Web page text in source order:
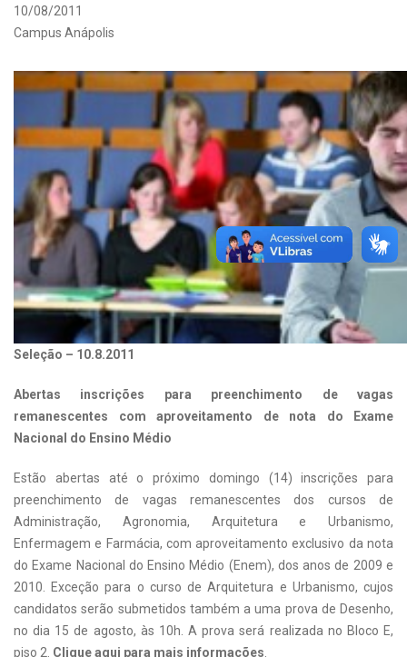
10/08/2011
Campus Anápolis
Seleção – 10.8.2011
Abertas inscrições para preenchimento de vagas
remanescentes com aproveitamento de nota do Exame
Nacional do Ensino Médio
Estão abertas até o próximo domingo (14) inscrições para
preenchimento de vagas remanescentes dos cursos de
Administração, Agronomia, Arquitetura e Urbanismo,
Enfermagem e Farmácia, com aproveitamento exclusivo da nota
do Exame Nacional do Ensino Médio (Enem), dos anos de 2009 e
2010. Exceção para o curso de Arquitetura e Urbanismo, cujos
candidatos serão submetidos também a uma prova de Desenho,
no dia 15 de agosto, às 10h. A prova será realizada no Bloco E,
piso 2. Clique aqui para mais informações